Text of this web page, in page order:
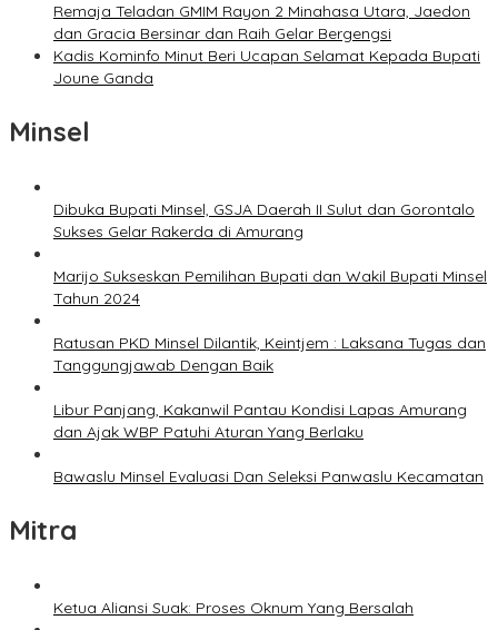
Remaja Teladan GMIM Rayon 2 Minahasa Utara, Jaedon
dan Gracia Bersinar dan Raih Gelar Bergengsi
Kadis Kominfo Minut Beri Ucapan Selamat Kepada Bupati
Joune Ganda
Minsel
Dibuka Bupati Minsel, GSJA Daerah II Sulut dan Gorontalo
Sukses Gelar Rakerda di Amurang
Marijo Sukseskan Pemilihan Bupati dan Wakil Bupati Minsel
Tahun 2024
Ratusan PKD Minsel Dilantik, Keintjem : Laksana Tugas dan
Tanggungjawab Dengan Baik
Libur Panjang, Kakanwil Pantau Kondisi Lapas Amurang
dan Ajak WBP Patuhi Aturan Yang Berlaku
Bawaslu Minsel Evaluasi Dan Seleksi Panwaslu Kecamatan
Mitra
Ketua Aliansi Suak: Proses Oknum Yang Bersalah